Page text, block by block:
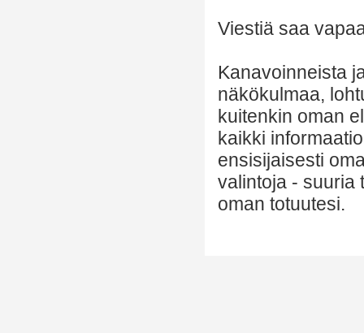
Viestiä saa
Kanavoinneista
näkökulmaa,
kuitenkin oman
kaikki
ensisijaisesti
valintoja - suuria
oman totuutesi.